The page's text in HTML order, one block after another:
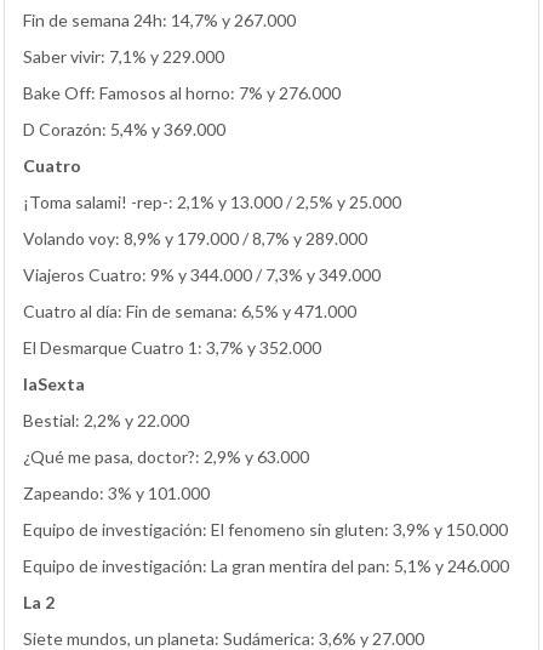
Fin de semana 24h: 14,7% y 267.000
Saber vivir: 7,1% y 229.000
Bake Off: Famosos al horno: 7% y 276.000
D Corazón: 5,4% y 369.000
Cuatro
¡Toma salami! -rep-: 2,1% y 13.000 / 2,5% y 25.000
Volando voy: 8,9% y 179.000 / 8,7% y 289.000
Viajeros Cuatro: 9% y 344.000 / 7,3% y 349.000
Cuatro al día: Fin de semana: 6,5% y 471.000
El Desmarque Cuatro 1: 3,7% y 352.000
laSexta
Bestial: 2,2% y 22.000
¿Qué me pasa, doctor?: 2,9% y 63.000
Zapeando: 3% y 101.000
Equipo de investigación: El fenomeno sin gluten: 3,9% y 150.000
Equipo de investigación: La gran mentira del pan: 5,1% y 246.000
La 2
Siete mundos, un planeta: Sudámerica: 3,6% y 27.000